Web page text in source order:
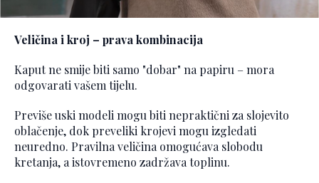
Veličina i kroj – prava kombinacija
Kaput ne smije biti samo "dobar" na papiru – mora
odgovarati vašem tijelu.
Previše uski modeli mogu biti nepraktični za slojevito
oblačenje, dok preveliki krojevi mogu izgledati
neuredno. Pravilna veličina omogućava slobodu
kretanja, a istovremeno zadržava toplinu.